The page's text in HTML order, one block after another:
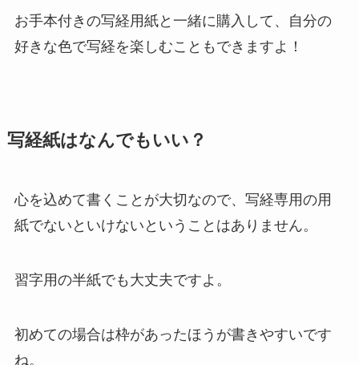
お手本付きの写経用紙と一緒に購入して、自分の
好きな色で写経を楽しむこともできますよ！
写経紙はなんでもいい？
心を込めて書くことが大切なので、写経専用の用
紙でないといけないということはありません。
習字用の半紙でも大丈夫ですよ。
初めての場合は枠があったほうが書きやすいです
ね。